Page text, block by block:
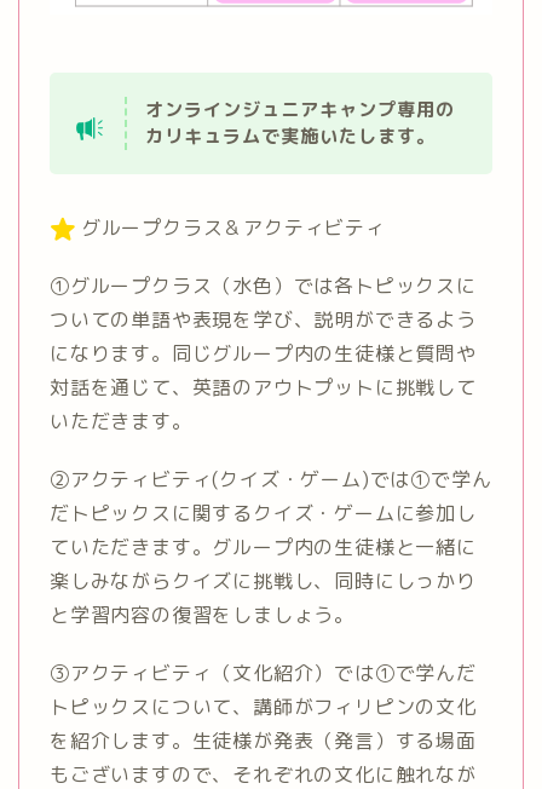
オンラインジュニアキャンプ専用の
カリキュラムで実施いたします。
グループクラス＆アクティビティ
①グループクラス（水色）では各トピックスに
ついての単語や表現を学び、説明ができるよう
になります。同じグループ内の生徒様と質問や
対話を通じて、英語のアウトプットに挑戦して
いただきます。
②アクティビティ(クイズ・ゲーム)では①で学ん
だトピックスに関するクイズ・ゲームに参加し
ていただきます。グループ内の生徒様と一緒に
楽しみながらクイズに挑戦し、同時にしっかり
と学習内容の復習をしましょう。
③アクティビティ（文化紹介）では①で学んだ
トピックスについて、講師がフィリピンの文化
を紹介します。生徒様が発表（発言）する場面
もございますので、それぞれの文化に触れなが